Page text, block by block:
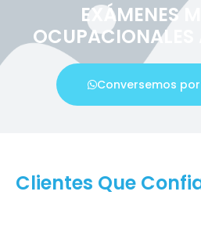
EXÁMENES
Conversemos
Clientes Que